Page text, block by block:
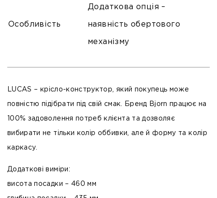
Особливість
Додаткова опція –
наявність обертового
механізму
LUCAS – крісло-конструктор, який покупець може
повністю підібрати під свій смак. Бренд Bjorn працює на
100% задоволення потреб клієнта та дозволяє
вибирати не тільки колір оббивки, але й форму та колір
каркасу.
Додаткові виміри:
висота посадки – 460 мм